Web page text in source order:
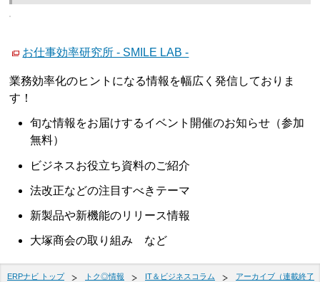
お仕事効率研究所 - SMILE LAB -
業務効率化のヒントになる情報を幅広く発信しておりま
す！
旬な情報をお届けするイベント開催のお知らせ（参加
無料）
ビジネスお役立ち資料のご紹介
法改正などの注目すべきテーマ
新製品や新機能のリリース情報
大塚商会の取り組み など
ERPナビ トップ トク◎情報 IT＆ビジネスコラム
アーカイブ（連載終了